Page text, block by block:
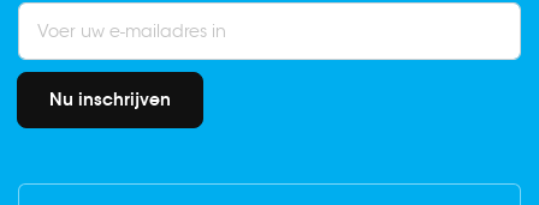
Nu inschrijven